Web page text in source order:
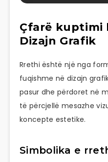
Çfarë kuptimi
Dizajn Grafik
Rrethi është një nga
fuqishme në dizajn
pasur dhe përdoret në
të përcjellë mesazhe
koncepte estetike.
Simbolika e